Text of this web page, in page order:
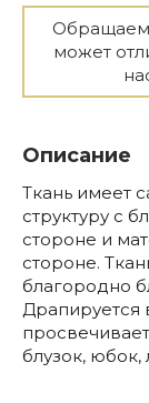
Обращаем
может
Описание
Ткань имеет
структуру с
стороне и
стороне.
благородно
Драпируется
блузок,